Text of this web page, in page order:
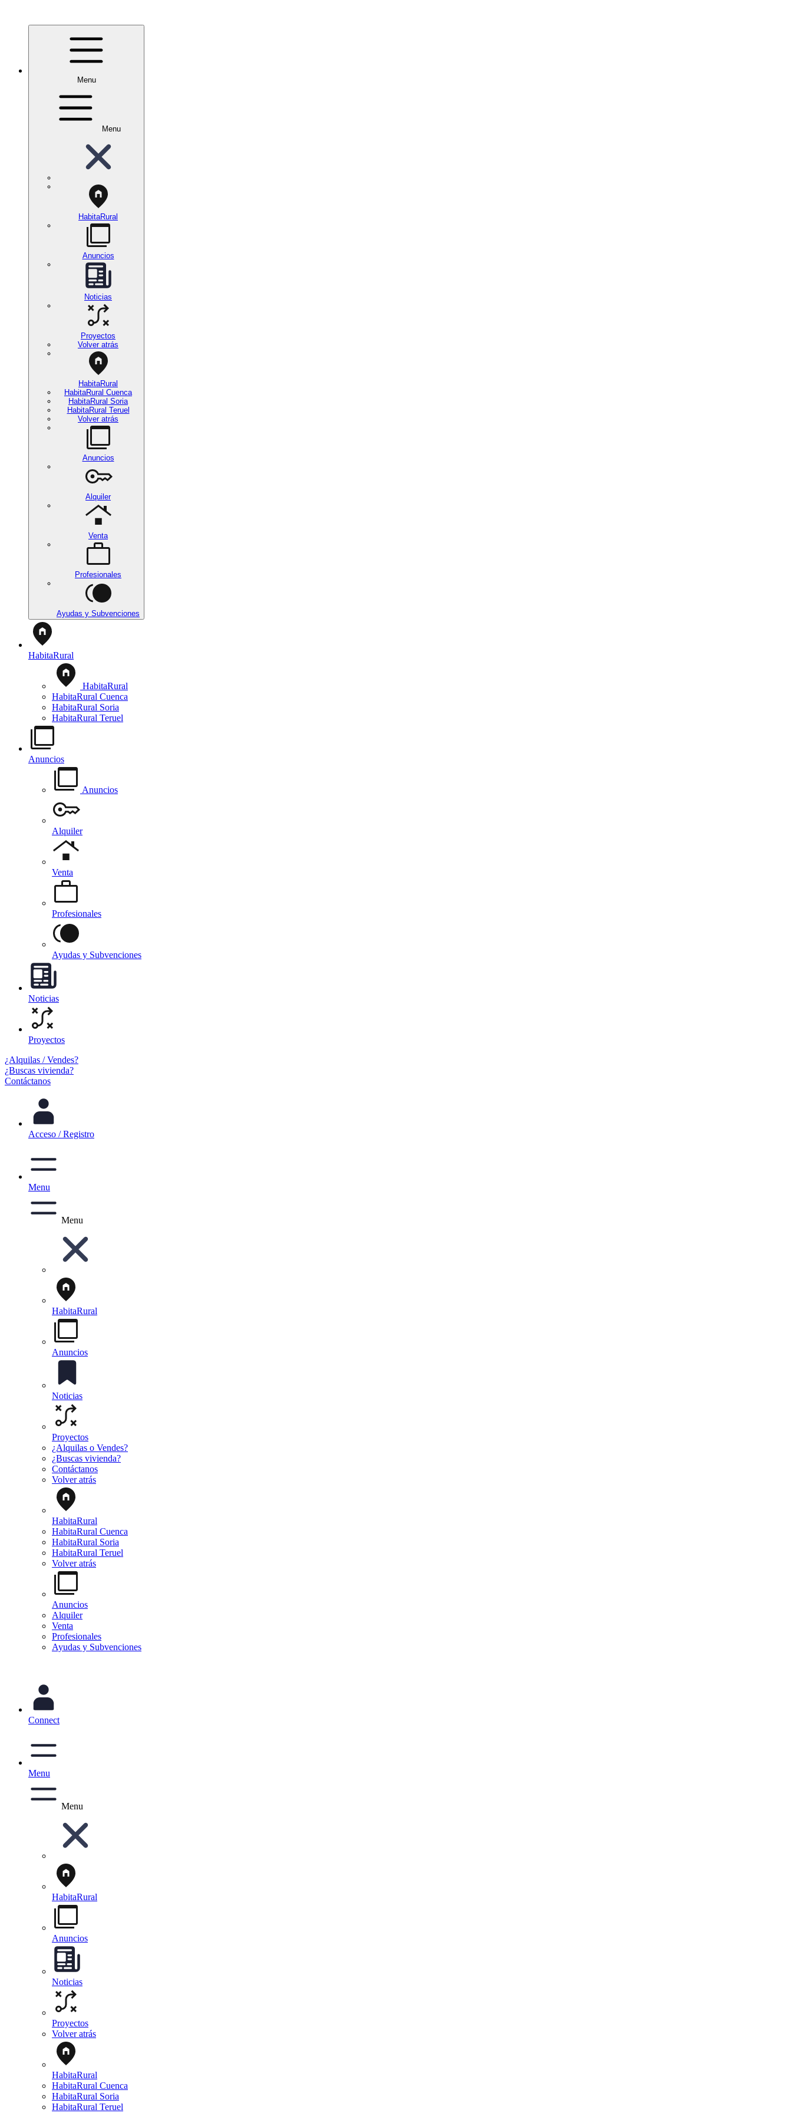
Menu
Menu
HabitaRural
Anuncios
Noticias
Proyectos
Volver atrás
HabitaRural
HabitaRural Cuenca
HabitaRural Soria
HabitaRural Teruel
Volver atrás
Anuncios
Alquiler
Venta
Profesionales
Ayudas y Subvenciones
HabitaRural
HabitaRural
HabitaRural Cuenca
HabitaRural Soria
HabitaRural Teruel
Anuncios
Anuncios
Alquiler
Venta
Profesionales
Ayudas y Subvenciones
Noticias
Proyectos
¿Alquilas / Vendes?
¿Buscas vivienda?
Contáctanos
Acceso / Registro
Menu
Menu
HabitaRural
Anuncios
Noticias
Proyectos
¿Alquilas o Vendes?
¿Buscas vivienda?
Contáctanos
Volver atrás
HabitaRural
HabitaRural Cuenca
HabitaRural Soria
HabitaRural Teruel
Volver atrás
Anuncios
Alquiler
Venta
Profesionales
Ayudas y Subvenciones
Connect
Menu
Menu
HabitaRural
Anuncios
Noticias
Proyectos
Volver atrás
HabitaRural
HabitaRural Cuenca
HabitaRural Soria
HabitaRural Teruel